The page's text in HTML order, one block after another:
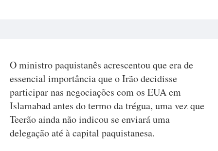
O ministro paquistanês acrescentou que era de
essencial importância que o Irão decidisse
participar nas negociações com os EUA em
Islamabad antes do termo da trégua, uma vez que
Teerão ainda não indicou se enviará uma
delegação até à capital paquistanesa.